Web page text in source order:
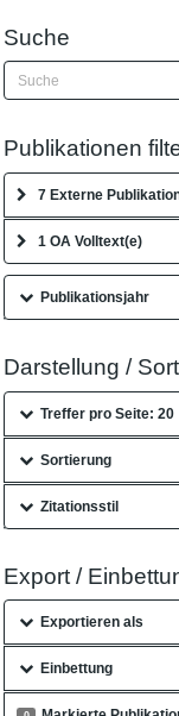
Suche
Publikationen
7 Externe
1 OA Volltext(e)
Publikationsjahr
Darstellung /
Treffer pro Seite: 20
Sortierung
Zitationsstil
Export /
Exportieren als
Einbettung